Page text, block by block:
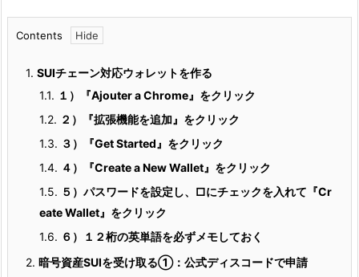
Contents
1. SUIチェーン対応ウォレットを作る
1.1. １）『Ajouter a Chrome』をクリック
1.2. ２）『拡張機能を追加』をクリック
1.3. ３）『Get Started』をクリック
1.4. ４）『Create a New Wallet』をクリック
1.5. ５）パスワードを設定し、□にチェックを入れて『Cr
eate Wallet』をクリック
1.6. ６）１２桁の英単語を必ずメモしておく
2. 暗号資産SUIを受け取る①：公式ディスコードで申請